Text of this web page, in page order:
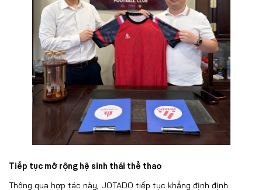
Tiếp tục mở rộng hệ sinh thái thể thao
Thông qua hợp tác này, JOTADO tiếp tục khẳng định định